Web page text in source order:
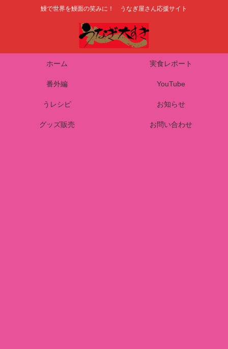
鰻で世界を鰻面の笑みに！ うなぎ屋さん応援サイト
ホーム 実食レポート
番外編 YouTube
うレシピ お知らせ
グッズ販売 お問い合わせ